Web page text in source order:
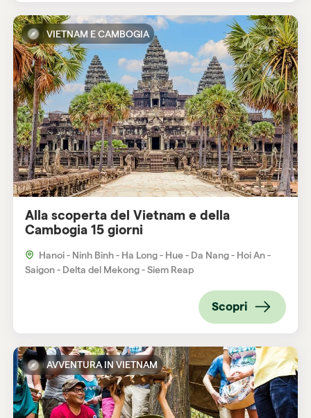
VIETNAM E CAMBOGIA
Alla scoperta del Vietnam e della
Cambogia 15 giorni
Hanoi - Ninh Binh - Ha Long - Hue - Da Nang - Hoi An -
Saigon - Delta del Mekong - Siem Reap
Scopri
AVVENTURA IN VIETNAM